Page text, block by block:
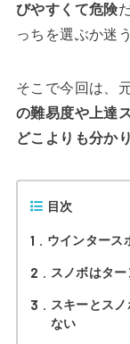
びやすくて危険
っちを選ぶか迷
そこで今回は、
の難易度や上達
どこよりも分か
目次
1 ウインタース
2 スノボはタ
3
スキーとス
ない